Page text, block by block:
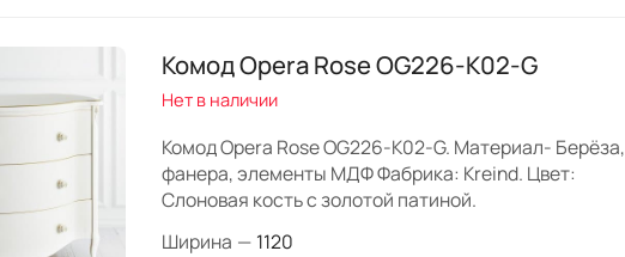
Комод Opera Rose OG226-K02-G
Нет в наличии
Комод Opera Rose OG226-K02-G. Материал- Берёза,
фанера, элементы МДФ Фабрика: Kreind. Цвет:
Слоновая кость с золотой патиной.
Ширина — 1120